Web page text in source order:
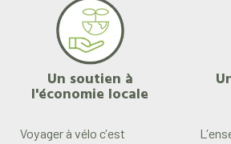
Un soutien à
l'économie locale
Voyager à vélo c’est